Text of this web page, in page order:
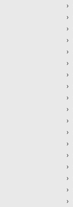
›
›
›
›
›
›
›
›
›
›
›
›
›
›
›
›
›
›